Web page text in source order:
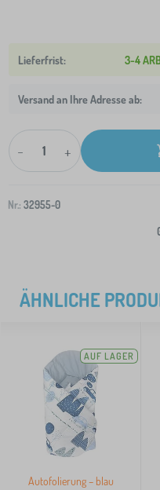
3-4
Versand an Ihre Adresse ab:
- +
Nr.: 32955-0
ÄHNLICHE
AUF LAGER
Autofolierung – blau